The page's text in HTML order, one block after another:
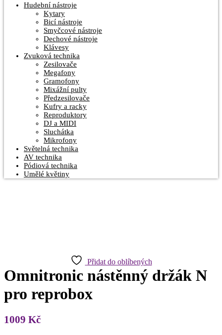
Hudební nástroje
Kytary
Bicí nástroje
Smyčcové nástroje
Dechové nástroje
Klávesy
Zvuková technika
Zesilovače
Megafony
Gramofony
Mixážní pulty
Předzesilovače
Kufry a racky
Reproduktory
DJ a MIDI
Sluchátka
Mikrofony
Světelná technika
AV technika
Pódiová technika
Umělé květiny
Přidat do oblíbených
Omnitronic nástěnný držák N
pro reprobox
1009 Kč